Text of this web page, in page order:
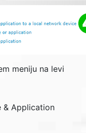
meniju na levi
& Application